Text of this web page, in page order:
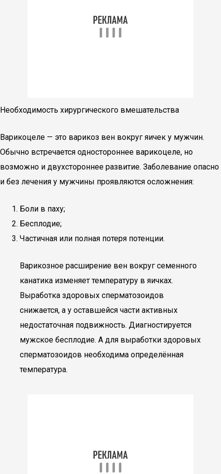
Необходимость хирургического вмешательства
Варикоцеле — это варикоз вен вокруг яичек у мужчин.
Обычно встречается одностороннее варикоцеле, но
возможно и двухстороннее развитие. Заболевание опасно
и без лечения у мужчины проявляются осложнения:
Боли в паху;
Бесплодие;
Частичная или полная потеря потенции.
Варикозное расширение вен вокруг семенного
канатика изменяет температуру в яичках.
Выработка здоровых сперматозоидов
снижается, а у оставшейся части активных
недостаточная подвижность. Диагностируется
мужское бесплодие. А для выработки здоровых
сперматозоидов необходима определённая
температура.